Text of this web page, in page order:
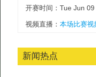
开赛时间：Tue Jun
视频直播： 本场比赛视
新闻热点